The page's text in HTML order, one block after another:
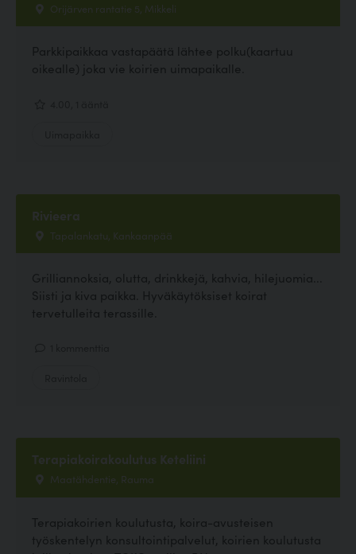
Orijärven rantatie 5, Mikkeli
Parkkipaikkaa vastapäätä lähtee polku(kaartuu
oikealle) joka vie koirien uimapaikalle.
Rivieera
Tapalankatu, Kankaanpää
Grilliannoksia, olutta, drinkkejä, kahvia, hilejuomia...
Siisti ja kiva paikka. Hyväkäytöksiset koirat
tervetulleita terassille.
Terapiakoirakoulutus Keteliini
Maatähdentie, Rauma
Terapiakoirien koulutusta, koira-avusteisen
työskentelyn konsultointipalvelut, koirien koulutusta